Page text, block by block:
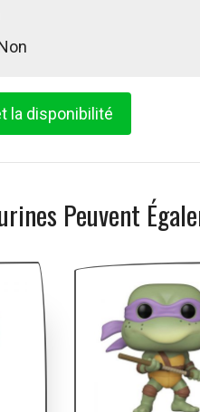
la disponibilité
Peuvent